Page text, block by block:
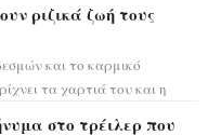
ριζικά ζωή τους
και το καρμικό
τα χαρτιά του και η
στο τρέιλερ που